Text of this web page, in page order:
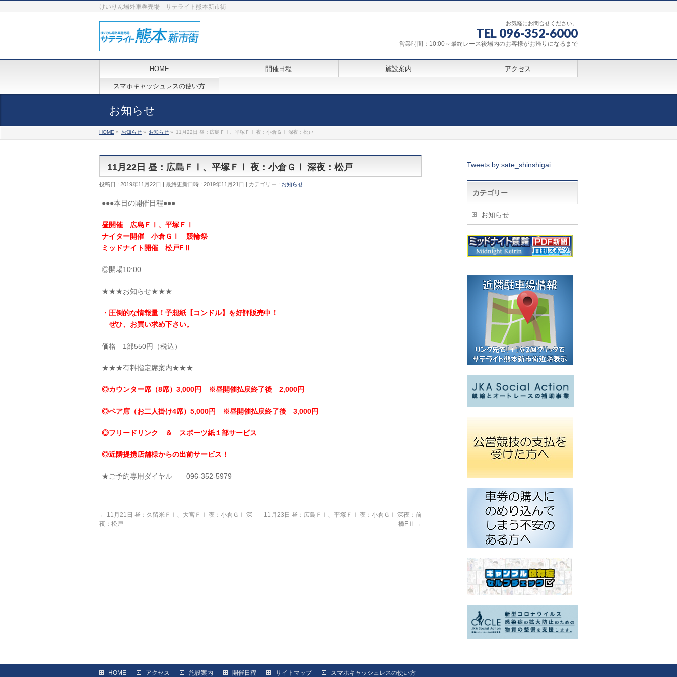
けいりん場外車券売場 サテライト熊本新市街
お気軽にお問合せください。
TEL 096-352-6000
営業時間：10:00～最終レース後場内のお客様がお帰りになるまで
HOME 開催日程 施設案内 アクセス
スマホキャッシュレスの使い方
お知らせ
HOME » お知らせ » お知らせ » 11月22日 昼：広島ＦⅠ、平塚ＦⅠ 夜：小倉ＧⅠ 深夜：松戸
11月22日 昼：広島ＦⅠ、平塚ＦⅠ 夜：小倉ＧⅠ 深夜：松戸
投稿日 : 2019年11月22日 最終更新日時 : 2019年11月21日 カテゴリー : お知らせ
●●●本日の開催日程●●●
昼開催 広島ＦⅠ、平塚ＦⅠ
ナイター開催 小倉ＧⅠ 競輪祭
ミッドナイト開催 松戸FⅡ
◎開場10:00
★★★お知らせ★★★
・圧倒的な情報量！予想紙【コンドル】を好評販売中！
ぜひ、お買い求め下さい。
価格 1部550円（税込）
★★★有料指定席案内★★★
◎カウンター席（8席）3,000円 ※昼開催払戻終了後 2,000円
◎ペア席（お二人掛け4席）5,000円 ※昼開催払戻終了後 3,000円
◎フリードリンク ＆ スポーツ紙１部サービス
◎近隣提携店舗様からの出前サービス！
★ご予約専用ダイヤル 096-352-5979
← 11月21日 昼：久留米ＦⅠ、大宮ＦⅠ 夜：小倉ＧⅠ 深
夜：松戸
11月23日 昼：広島ＦⅠ、平塚ＦⅠ 夜：小倉ＧⅠ 深夜：前
橋FⅡ
→
Tweets by sate_shinshigai
カテゴリー
お知らせ
HOME アクセス 施設案内 開催日程 サイトマップ スマホキャッシュレスの使い方